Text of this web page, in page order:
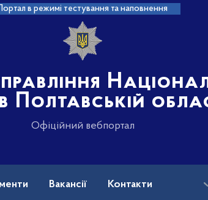
в режимі тестування та наповнення
в Полтавській
Офіційний вебпортал
Вакансії Контакти